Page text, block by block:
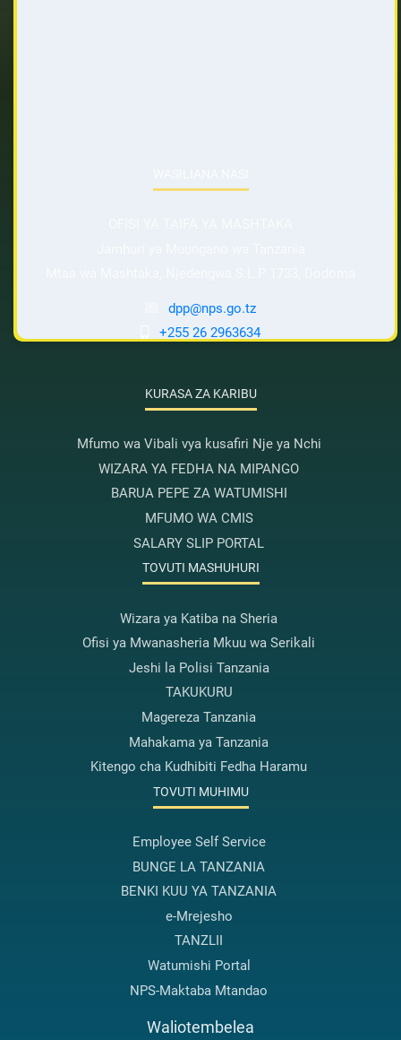
dpp@nps.go.tz
+255 26 2963634
KURASA ZA KARIBU
Mfumo wa Vibali vya kusafiri Nje ya Nchi
WIZARA YA FEDHA NA MIPANGO
BARUA PEPE ZA WATUMISHI
MFUMO WA CMIS
SALARY SLIP PORTAL
TOVUTI MASHUHURI
Wizara ya Katiba na Sheria
Ofisi ya Mwanasheria Mkuu wa Serikali
Jeshi la Polisi Tanzania
TAKUKURU
Magereza Tanzania
Mahakama ya Tanzania
Kitengo cha Kudhibiti Fedha Haramu
TOVUTI MUHIMU
Employee Self Service
BUNGE LA TANZANIA
BENKI KUU YA TANZANIA
e-Mrejesho
TANZLII
Watumishi Portal
NPS-Maktaba Mtandao
Waliotembelea